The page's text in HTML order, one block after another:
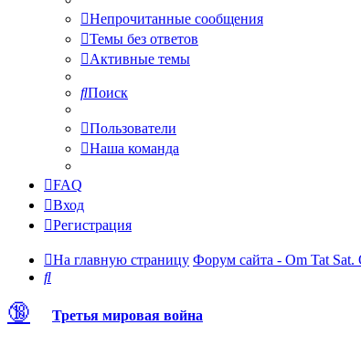
Непрочитанные сообщения
Темы без ответов
Активные темы
Поиск
Пользователи
Наша команда
FAQ
Вход
Регистрация
На главную страницу Форум сайта - Om Tat Sat.
Поиск
🔞 Третья мировая война